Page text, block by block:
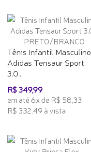
Tênis Infantil Masculino
Adidas Tensaur Sport
3.0...
R$ 349,99
em até 6x de R$ 58,33
R$ 332,49 à vista